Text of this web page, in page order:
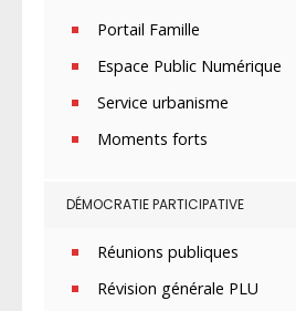
Portail Famille
Espace Public Numérique
Service urbanisme
Moments forts
DÉMOCRATIE PARTICIPATIVE
Réunions publiques
Révision générale PLU